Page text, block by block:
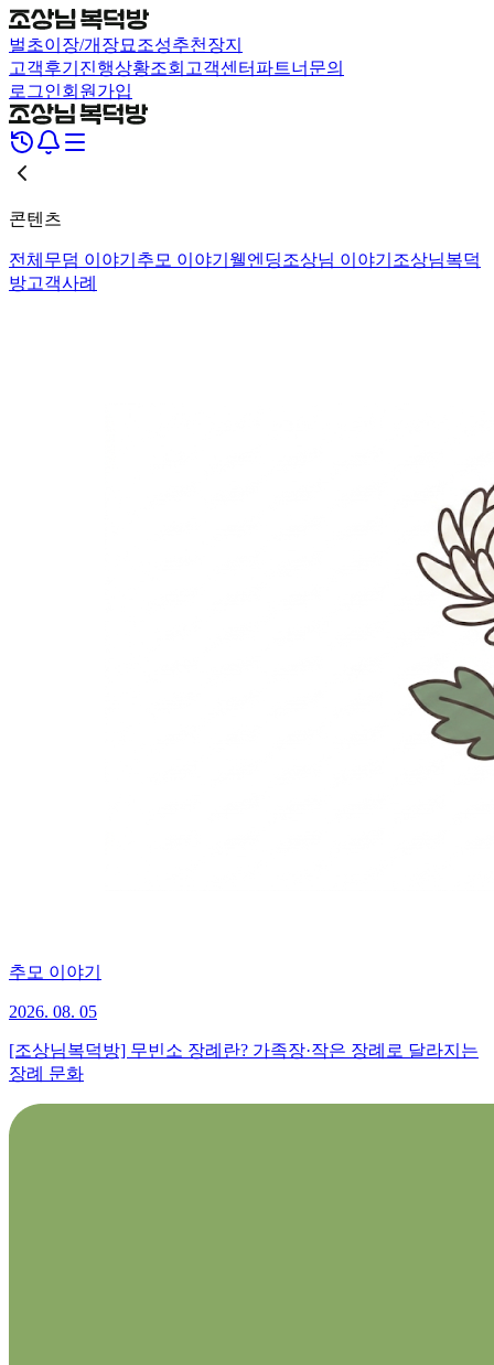
벌초이장/개장묘조성추천장지
고객후기 진행상황조회 고객센터 파트너문의
로그인회원가입
콘텐츠
전체 무덤 이야기 추모 이야기 웰엔딩조상님 이야기 조상님복덕
방고객사례
추모 이야기
2026. 08. 05
[조상님복덕방] 무빈소 장례란? 가족장·작은 장례로 달라지는
장례 문화